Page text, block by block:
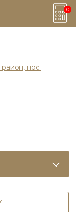
район, пос.
0